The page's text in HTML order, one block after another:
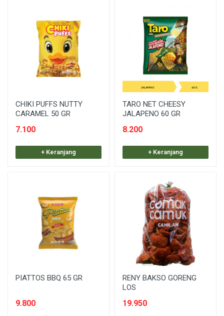
CHIKI PUFFS NUTTY
CARAMEL 50 GR
7.100
+ Keranjang
TARO NET CHEESY
JALAPENO 60 GR
8.200
+ Keranjang
PIATTOS BBQ 65 GR
9.800
RENY BAKSO GORENG
LOS
19.950